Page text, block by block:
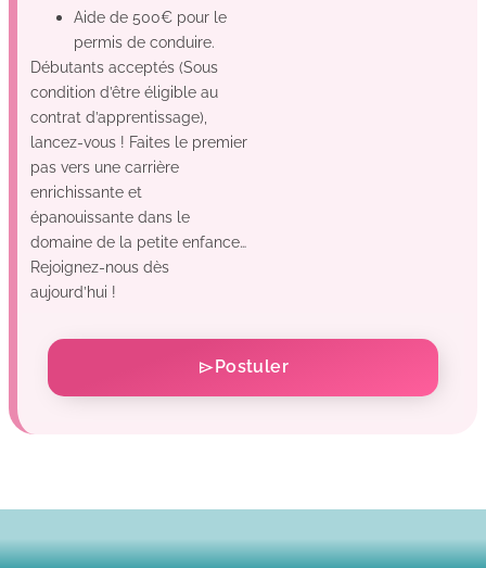
Aide de 500€ pour le
permis de conduire.
Débutants acceptés (Sous
condition d’être éligible au
contrat d’apprentissage),
lancez-vous ! Faites le premier
pas vers une carrière
enrichissante et
épanouissante dans le
domaine de la petite enfance…
Rejoignez-nous dès
aujourd’hui !
Postuler